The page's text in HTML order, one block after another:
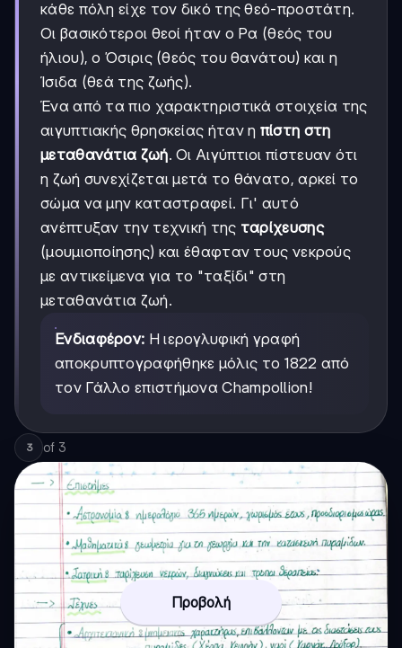
κάθε πόλη είχε τον δικό της θεό-προστάτη.
Οι βασικότεροι θεοί ήταν ο Ρα (θεός του
ήλιου), ο Όσιρις (θεός του θανάτου) και η
Ίσιδα (θεά της ζωής).
Ένα από τα πιο χαρακτηριστικά στοιχεία της
αιγυπτιακής θρησκείας ήταν η πίστη στη
μεταθανάτια ζωή. Οι Αιγύπτιοι πίστευαν ότι
η ζωή συνεχίζεται μετά το θάνατο, αρκεί το
σώμα να μην καταστραφεί. Γι' αυτό
ανέπτυξαν την τεχνική της ταρίχευσης
(μουμιοποίησης) και έθαφταν τους νεκρούς
με αντικείμενα για το "ταξίδι" στη
μεταθανάτια ζωή.
Ενδιαφέρον: Η ιερογλυφική γραφή
αποκρυπτογραφήθηκε μόλις το 1822 από
τον Γάλλο επιστήμονα Champollion!
3 of 3
Προβολή